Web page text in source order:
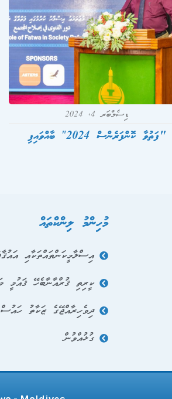
ޑިސެމްބަރ 4, 2024
"ފަތުވާ ކޮންފަރެންސް 2024″ ބާއްވައިފި
މުހިންމު ލިންކްތައް
އިސްލާމީކަންތައްތަކާއި
ކީރިތި ޤުރްއާނާބެހޭ ޤައުމީ
ދިވެހިރާއްޖޭގެ ޒަކާތު ހައުސް
ގުޅުއްވުން